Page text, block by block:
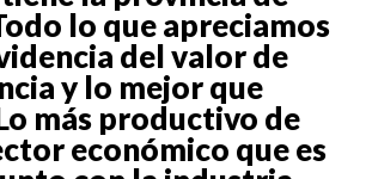
lo que apreciamos
del valor de
y lo mejor que
más productivo de
económico que es